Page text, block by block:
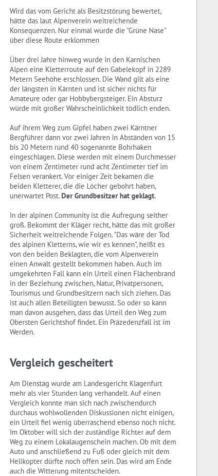
Wird das vom Gericht als Besitzstörung bewertet,
hätte das laut Alpenverein weitreichende
Konsequenzen. Nur einmal wurde die "Grüne Nase"
über diese Route erklommen
Über drei Jahre hinweg wurde in den Karnischen
Alpen eine Kletterroute auf den Gabelekopf in 2289
Metern Seehöhe erschlossen. Die Wand gilt als eine
der längsten in Kärnten und ist sicher nichts für
Amateure oder gar Hobbybergsteiger. Ein Absturz
würde mit großer Wahrscheinlichkeit tödlich enden.
Auf ihrem Weg zum Gipfel haben zwei Kärntner
Bergführer dann vor zwei Jahren in Abständen von 15
bis 20 Metern rund 40 sogenannte Bohrhaken
eingeschlagen. Diese werden mit einem Durchmesser
von einem Zentimeter rund acht Zentimeter tief im
Felsen verankert. Vor einiger Zeit bekamen die
beiden Kletterer, die die Löcher gebohrt haben,
unerwartet Post. Der Grundbesitzer hat geklagt.
In der alpinen Community ist die Aufregung seither
groß. Bekommt der Kläger recht, hätte das mit großer
Sicherheit weitreichende Folgen. "Das wäre der Tod
des alpinen Kletterns, wie wir es kennen", heißt es
von den beiden Beklagten, die vom Alpenverein
einen Anwalt gestellt bekommen haben. Auch im
umgekehrten Fall kann ein Urteil einen Flächenbrand
in der Beziehung zwischen, Natur, Privatpersonen,
Tourismus und Grundbesitzern nach sich ziehen. Das
ist auch allen Beteiligten bewusst. So oder so kann
man davon ausgehen, dass das Urteil den Weg zum
Obersten Gerichtshof findet. Ein Präzedenzfall ist im
Werden.
Vergleich gescheitert
Am Dienstag wurde am Landesgericht Klagenfurt
mehr als vier Stunden lang verhandelt. Auf einen
Vergleich konnte man sich nach zwischendurch
durchaus wohlwollenden Diskussionen nicht einigen,
ein Urteil fiel wenig überraschend ebenso noch nicht.
Im Oktober will sich der zuständige Richter auf dem
Weg zu einem Lokalaugenschein machen. Ob mit dem
Auto und anschließend zu Fuß oder gleich mit dem
Helikopter dürfte noch offen sein. Das wird am Ende
auch die Witterung mitentscheiden.